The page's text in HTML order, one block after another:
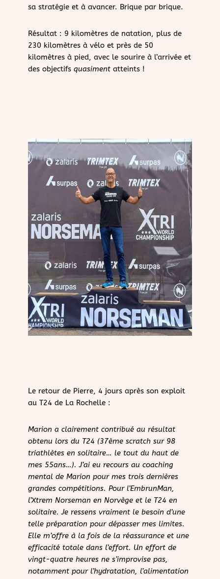
sa stratégie et à avancer. Brique par brique.
Résultat : 9 kilomètres de natation, plus de
230 kilomètres à vélo et près de 50
kilomètres à pied, avec le sourire à l’arrivée et
des objectifs quasimentatteints !
Le retour de Pierre, 4 jours après son exploit
au T24 de La Rochelle :
Marion a clairement contribué au résultat
obtenu lors du T24 (37ème scratch sur 98
triathlètes en solitaire… le tout du haut de
mes 55ans…). J’ai eu recours au coaching
mental de Marion pour mes trois dernières
grandes compétitions. Pour l’EmbrunMan,
l’Xtrem Norseman en Norvège et le T24 en
solitaire. Je ressens vraiment le besoin d’une
telle préparation pour dépasser mes limites.
Elle m’offre à la fois de la réassurance et une
efficacité totale dans l’effort. Un effort de
vingt-quatre heures ne s’improvise pas,
notamment pour l’hydratation, l’alimentation